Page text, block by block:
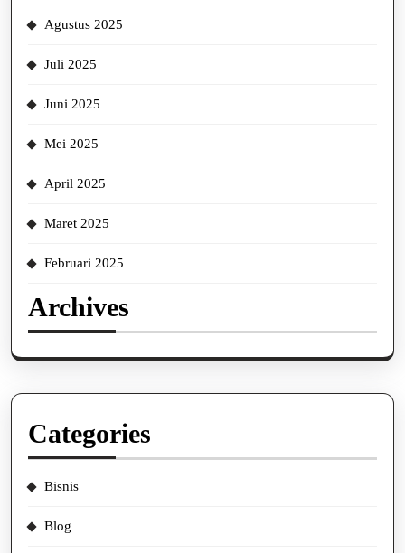
Agustus 2025
Juli 2025
Juni 2025
Mei 2025
April 2025
Maret 2025
Februari 2025
Archives
Categories
Bisnis
Blog